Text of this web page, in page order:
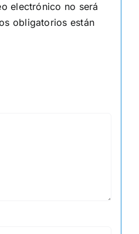
electrónico no será
obligatorios están